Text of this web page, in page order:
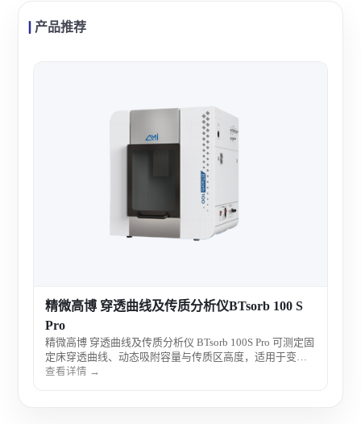
产品推荐
精微高博 穿透曲线及传质分析仪BTsorb 100 S
Pro
精微高博 穿透曲线及传质分析仪 BTsorb 100S Pro 可测定固
定床穿透曲线、动态吸附容量与传质区高度，适用于变压
吸附、碳捕集、VOCs 治理及吸附剂性能评价与工艺放大研
查看详情 →